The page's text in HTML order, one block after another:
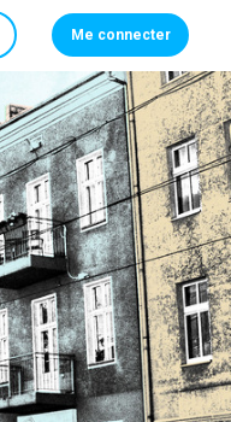
Me connecter